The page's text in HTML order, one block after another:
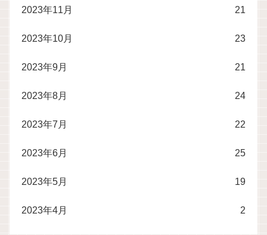
2023年11月 21
2023年10月 23
2023年9月 21
2023年8月 24
2023年7月 22
2023年6月 25
2023年5月 19
2023年4月 2